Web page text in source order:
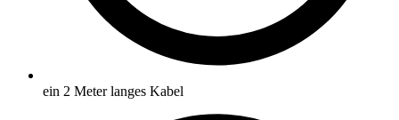
ein 2 Meter langes Kabel